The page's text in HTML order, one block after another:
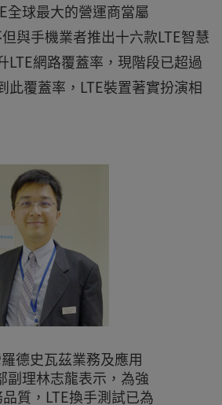
全球最大的營運商當屬
與手機業者推出十六款LTE智慧
LTE網路覆蓋率，現階段已超過
此覆蓋率，LTE裝置著實扮演相
德史瓦茲業務及應用
副理林志龍表示，為強
質，LTE換手測試已為